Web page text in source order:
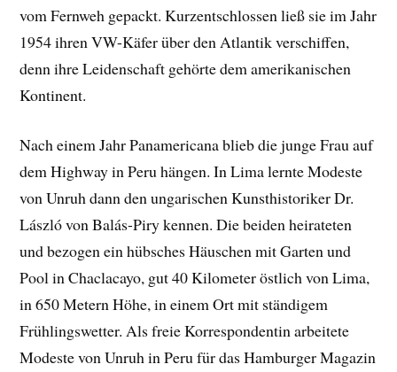
vom Fernweh gepackt. Kurzentschlossen ließ sie im Jahr
1954 ihren VW-Käfer über den Atlantik verschiffen,
denn ihre Leidenschaft gehörte dem amerikanischen
Kontinent.
Nach einem Jahr Panamericana blieb die junge Frau auf
dem Highway in Peru hängen. In Lima lernte Modeste
von Unruh dann den ungarischen Kunsthistoriker Dr.
László von Balás-Piry kennen. Die beiden heirateten
und bezogen ein hübsches Häuschen mit Garten und
Pool in Chaclacayo, gut 40 Kilometer östlich von Lima,
in 650 Metern Höhe, in einem Ort mit ständigem
Frühlingswetter. Als freie Korrespondentin arbeitete
Modeste von Unruh in Peru für das Hamburger Magazin